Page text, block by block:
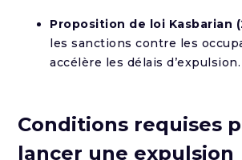
Proposition de loi Kasbarian
les sanctions contre les
accélère les délais d’expulsion.
Conditions requises
lancer une expulsion